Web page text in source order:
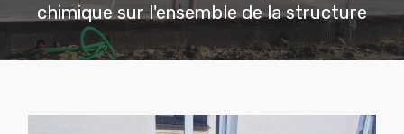
chimique sur l'ensemble de la structure